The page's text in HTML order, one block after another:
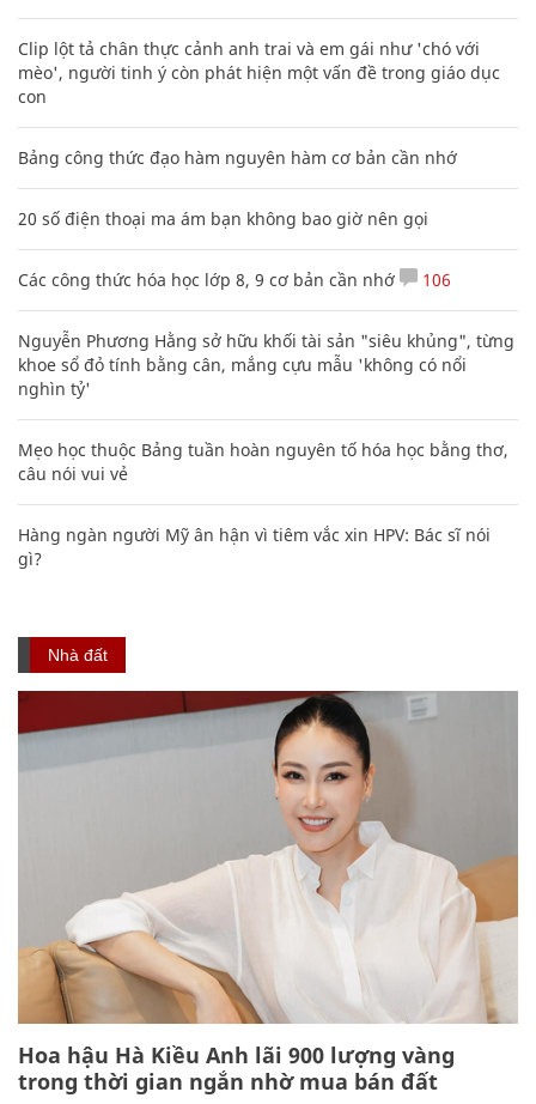
Clip lột tả chân thực cảnh anh trai và em gái như 'chó với
mèo', người tinh ý còn phát hiện một vấn đề trong giáo dục
con
Bảng công thức đạo hàm nguyên hàm cơ bản cần nhớ
20 số điện thoại ma ám bạn không bao giờ nên gọi
Các công thức hóa học lớp 8, 9 cơ bản cần nhớ 106
Nguyễn Phương Hằng sở hữu khối tài sản "siêu khủng", từng
khoe sổ đỏ tính bằng cân, mắng cựu mẫu 'không có nổi
nghìn tỷ'
Mẹo học thuộc Bảng tuần hoàn nguyên tố hóa học bằng thơ,
câu nói vui vẻ
Hàng ngàn người Mỹ ân hận vì tiêm vắc xin HPV: Bác sĩ nói
gì?
Nhà đất
Hoa hậu Hà Kiều Anh lãi 900 lượng vàng
trong thời gian ngắn nhờ mua bán đất